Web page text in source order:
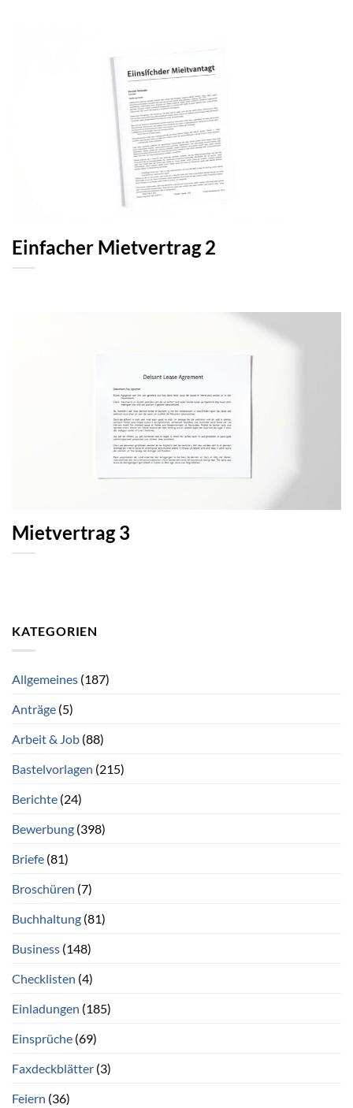
Einfacher Mietvertrag 2
Mietvertrag 3
KATEGORIEN
Allgemeines (187)
Anträge (5)
Arbeit & Job (88)
Bastelvorlagen (215)
Berichte (24)
Bewerbung (398)
Briefe (81)
Broschüren (7)
Buchhaltung (81)
Business (148)
Checklisten (4)
Einladungen (185)
Einsprüche (69)
Faxdeckblätter (3)
Feiern (36)